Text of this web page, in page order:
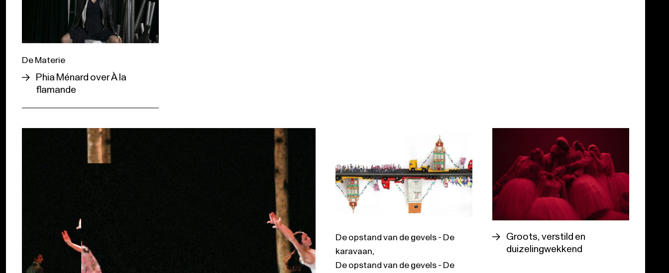
De Materie
Phia Ménard over À la
flamande
De opstand van de gevels - De
karavaan,
De opstand van de gevels - De
Groots, verstild en
duizelingwekkend